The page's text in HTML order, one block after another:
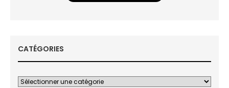
CATÉGORIES